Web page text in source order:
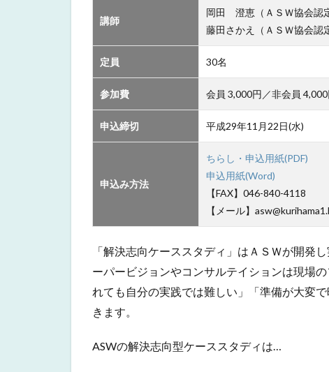
講師
岡田 澄恵（ＡＳＷ協会認
藤田さかえ（ＡＳＷ協会認
定員 30名
参加費 会員 3,000円／非会員 4,000
申込締切 平成29年11月22日(水)
申込み方法
ちらし・申込用紙(PDF)
申込用紙(Word)
【FAX】046-840-4118
【メール】
「解決志向ケーススタディ」はＡＳＷが開発
ーパービジョンやコンサルテイションは現場
れても自分の実践では難しい」「準備が大変
きます。
ASWの解決志向型ケーススタディは…